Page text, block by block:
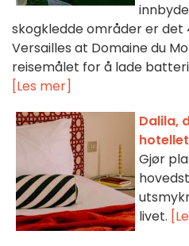
skogkledde områder er det
Versailles at Domaine du
reisemålet for å lade
[Les mer]
Dalila,
Gjør
livet.